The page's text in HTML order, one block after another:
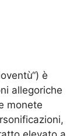
è
allegoriche
monete